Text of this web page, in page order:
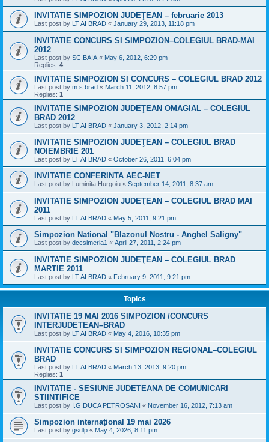
INVITATIE SIMPOZION JUDEŢEAN – februarie 2013
Last post by LT AI BRAD « January 29, 2013, 11:18 pm
INVITATIE CONCURS SI SIMPOZION–COLEGIUL BRAD-MAI
2012
Last post by SC.BAIA « May 6, 2012, 6:29 pm
Replies: 4
INVITATIE SIMPOZION SI CONCURS – COLEGIUL BRAD 2012
Last post by m.s.brad « March 11, 2012, 8:57 pm
Replies: 1
INVITATIE SIMPOZION JUDEŢEAN OMAGIAL – COLEGIUL
BRAD 2012
Last post by LT AI BRAD « January 3, 2012, 2:14 pm
INVITATIE SIMPOZION JUDEŢEAN – COLEGIUL BRAD
NOIEMBRIE 201
Last post by LT AI BRAD « October 26, 2011, 6:04 pm
INVITATIE CONFERINTA AEC-NET
Last post by Luminita Hurgoiu « September 14, 2011, 8:37 am
INVITATIE SIMPOZION JUDEŢEAN – COLEGIUL BRAD MAI
2011
Last post by LT AI BRAD « May 5, 2011, 9:21 pm
Simpozion National "Blazonul Nostru - Anghel Saligny"
Last post by dccsimeria1 « April 27, 2011, 2:24 pm
INVITATIE SIMPOZION JUDEŢEAN – COLEGIUL BRAD
MARTIE 2011
Last post by LT AI BRAD « February 9, 2011, 9:21 pm
Topics
INVITATIE 19 MAI 2016 SIMPOZION /CONCURS
INTERJUDETEAN–BRAD
Last post by LT AI BRAD « May 4, 2016, 10:35 pm
INVITATIE CONCURS SI SIMPOZION REGIONAL–COLEGIUL
BRAD
Last post by LT AI BRAD « March 13, 2013, 9:20 pm
Replies: 1
INVITATIE - SESIUNE JUDETEANA DE COMUNICARI
STIINTIFICE
Last post by I.G.DUCA PETROSANI « November 16, 2012, 7:13 am
Simpozion internațional 19 mai 2026
Last post by gsdlp « May 4, 2026, 8:11 pm